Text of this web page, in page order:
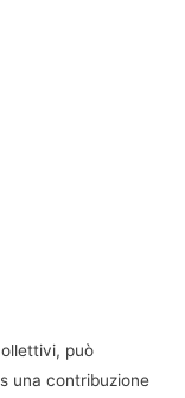
può
una contribuzione